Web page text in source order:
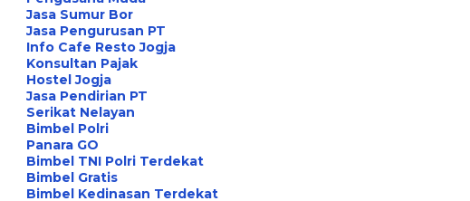
Jasa Sumur Bor
Jasa Pengurusan PT
Info Cafe Resto Jogja
Konsultan Pajak
Hostel Jogja
Jasa Pendirian PT
Serikat Nelayan
Bimbel Polri
Panara GO
Bimbel TNI Polri Terdekat
Bimbel Gratis
Bimbel Kedinasan Terdekat